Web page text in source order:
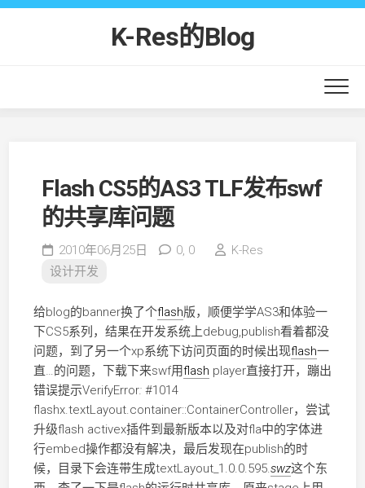
Skip
K-Res的Blog
Flash CS5的AS3 TLF发布swf
的共享库问题
2010年06月25日 0, 0
K-Res
设计开发
给blog的banner换了个flash版，顺便学学AS3和体验一
下CS5系列，结果在开发系统上debug,publish看着都没
问题，到了另一个xp系统下访问页面的时候出现flash一
直…的问题，下载下来swf用flash player直接打开，蹦出
错误提示VerifyError: #1014
flashx.textLayout.container::ContainerController，尝试
升级flash activex插件到最新版本以及对fla中的字体进
行embed操作都没有解决，最后发现在publish的时
候，目录下会连带生成textLayout_1.0.0.595.swz这个东